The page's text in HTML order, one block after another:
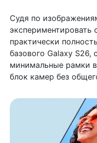
Судя по
практически
базового Galaxy S26,
минимальные рамки
блок камер без